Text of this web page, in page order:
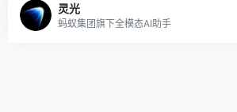
灵光
蚂蚁集团旗下全模态AI助手